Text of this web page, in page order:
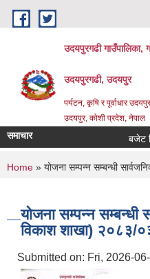
Skip to main content
उदयपुरगढी गाउँपालिका,
उदयपुरगढी, उदयपुर
पर्यटन, कृषि र पूर्वाधार
उदयपुर, काेशी प्रदेश, नेपाल
समाचार बजेट
You are here
Home » योजना सम्पन्न सम्बन्धी
योजना सम्पन्न सम्बन्धी
विकाश शाखा) २०८३/
Submitted on: Fri, 2026-